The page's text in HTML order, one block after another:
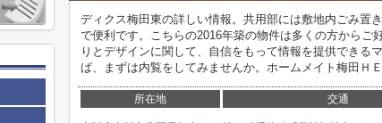
ディクス梅田東の詳しい情報。共用部には敷地内ごみ置
で便利です。こちらの2016年築の物件は多くの方から
りとデザインに関して、自信をもって情報を提供できる
ば、まずは内覧をしてみませんか。ホームメイト梅田Ｈ
所在地 交通